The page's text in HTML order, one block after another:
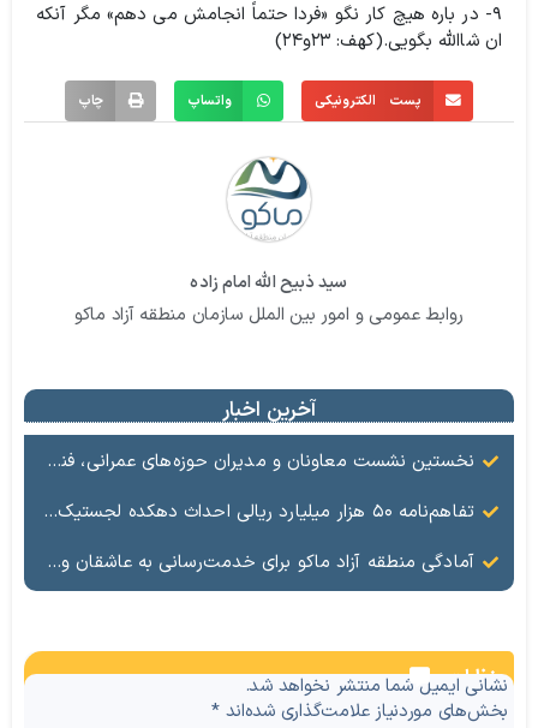
۹- در باره هیچ کار نگو «فردا حتماً انجامش می دهم» مگر آنکه
ان شاالله بگویی.(کهف: ۲۳و۲۴)
پست الکترونیکی واتساپ چاپ
سید ذبیح الله امام زاده
روابط عمومی و امور بین الملل سازمان منطقه آزاد ماکو
آخرین اخبار
نخستین نشست معاونان و مدیران حوزه‌های عمرانی، فنی، شهرسازی، محیط‌زیست، خدمات شهری و لجستیک ۱۸ منطقه آزاد در سال ۱۴۰۵ برگزار شد
تفاهم‌نامه ۵۰ هزار میلیارد ریالی احداث دهکده لجستیک ماکو امضا شد
آمادگی منطقه آزاد ماکو برای خدمت‌رسانی به عاشقان ولایت در آیین وداع و تشییع قائد امت
نظرات
نشانی ایمیل شما منتشر نخواهد شد.
بخش‌های موردنیاز علامت‌گذاری شده‌اند*